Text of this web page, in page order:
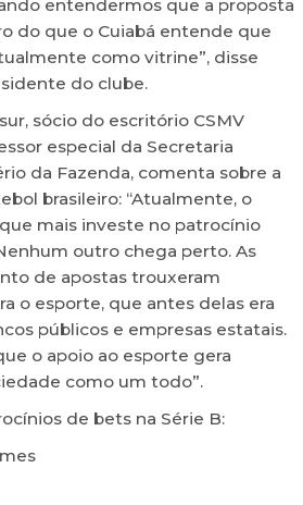
entendermos que a proposta
do que o Cuiabá entende que
como vitrine”, disse
do clube.
sócio do escritório CSMV
especial da Secretaria
da Fazenda, comenta sobre a
brasileiro: “Atualmente, o
mais investe no patrocínio
outro chega perto. As
de apostas trouxeram
o esporte, que antes delas era
públicos e empresas estatais.
o apoio ao esporte gera
como um todo”.
de bets na Série B: